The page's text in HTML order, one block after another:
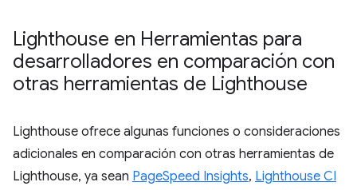
Lighthouse en Herramientas para
desarrolladores en comparación con
otras herramientas de Lighthouse
Lighthouse ofrece algunas funciones o consideraciones
adicionales en comparación con otras herramientas de
Lighthouse, ya sean PageSpeed Insights, Lighthouse CI